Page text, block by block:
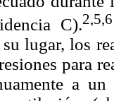
C).2,5,6
lugar, los
para
a